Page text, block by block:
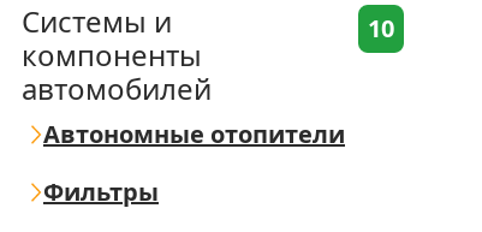
Системы и
компоненты
автомобилей
10
Автономные отопители
Фильтры